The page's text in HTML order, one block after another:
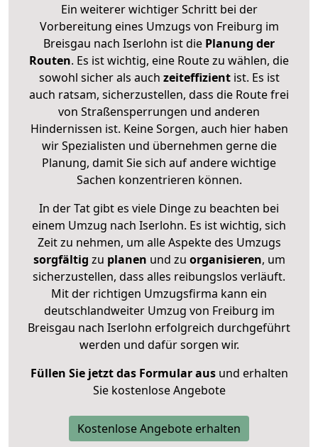
Ein weiterer wichtiger Schritt bei der
Vorbereitung eines Umzugs von Freiburg im
Breisgau nach Iserlohn ist die Planung der
Routen. Es ist wichtig, eine Route zu wählen, die
sowohl sicher als auch zeiteffizientist. Es ist
auch ratsam, sicherzustellen, dass die Route frei
von Straßensperrungen und anderen
Hindernissen ist. Keine Sorgen, auch hier haben
wir Spezialisten und übernehmen gerne die
Planung, damit Sie sich auf andere wichtige
Sachen konzentrieren können.
In der Tat gibt es viele Dinge zu beachten bei
einem Umzug nach Iserlohn. Es ist wichtig, sich
Zeit zu nehmen, um alle Aspekte des Umzugs
sorgfältig zu planen und zu organisieren, um
sicherzustellen, dass alles reibungslos verläuft.
Mit der richtigen Umzugsfirma kann ein
deutschlandweiter Umzug von Freiburg im
Breisgau nach Iserlohn erfolgreich durchgeführt
werden und dafür sorgen wir.
Füllen Sie jetzt das Formular ausund erhalten
Sie kostenlose Angebote
Kostenlose Angebote erhalten